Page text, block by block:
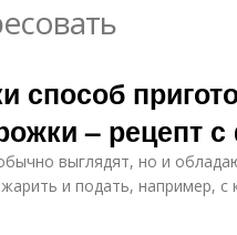
способ
– рецепт с
выглядят, но и
и подать, например,